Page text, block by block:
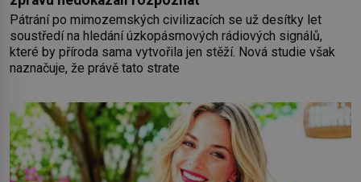
Pátrání po mimozemských civilizacích se už desítky let
soustředí na hledání úzkopásmových rádiových signálů,
které by příroda sama vytvořila jen stěží. Nová studie však
naznačuje, že právě tato strate